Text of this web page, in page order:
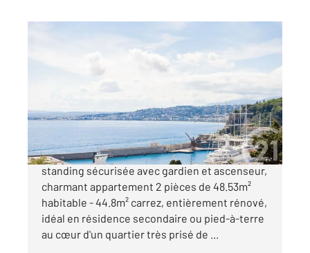
Ref : 16680
Appartement F2 à vendre
395 000 €
Nice Mont Boron - Dans une résidence de
standing sécurisée avec gardien et ascenseur,
charmant appartement 2 pièces de 48.53m²
habitable - 44.8m² carrez, entièrement rénové,
idéal en résidence secondaire ou pied-à-terre
au cœur d'un quartier très prisé de ...